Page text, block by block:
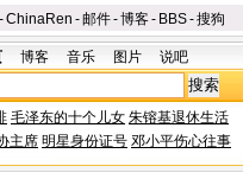
-ChinaRen -邮件-博客- BBS-搜狗
博客 音乐 图片 说吧
毛泽东的十个儿女 朱镕基退休生活
主席 明星身份证号 邓小平伤心往事